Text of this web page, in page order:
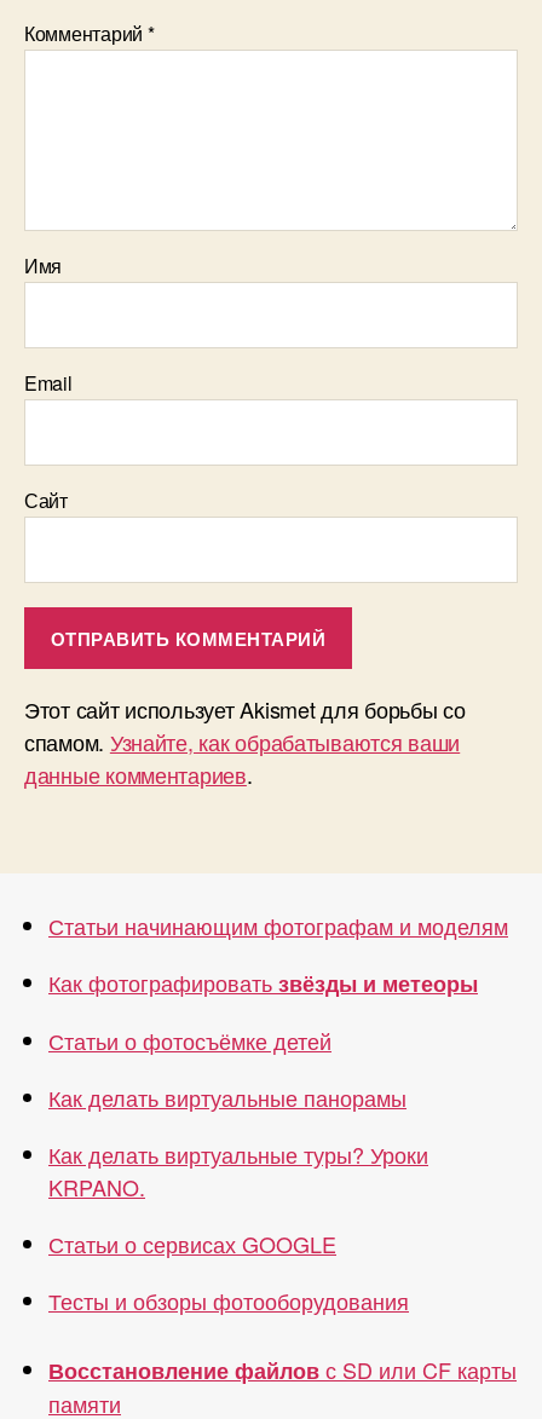
Комментарий *
Имя
Email
Сайт
Этот сайт использует Akismet для борьбы со
спамом. Узнайте, как обрабатываются ваши
данные комментариев.
Статьи начинающим фотографам и моделям
Как фотографироватьзвёзды и метеоры
Статьи о фотосъёмке детей
Как делать виртуальные панорамы
Как делать виртуальные туры? Уроки
KRPANO.
Статьи о сервисах GOOGLE
Тесты и обзоры фотооборудования
Восстановление файловс SD или CF карты
памяти